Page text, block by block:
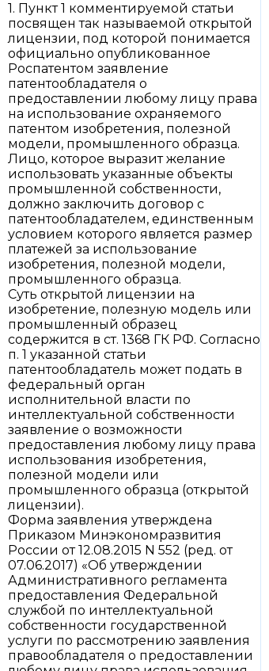
1. Пункт 1 комментируемой статьи
посвящен так называемой открытой
лицензии, под которой понимается
официально опубликованное
Роспатентом заявление
патентообладателя о
предоставлении любому лицу права
на использование охраняемого
патентом изобретения, полезной
модели, промышленного образца.
Лицо, которое выразит желание
использовать указанные объекты
промышленной собственности,
должно заключить договор с
патентообладателем, единственным
условием которого является размер
платежей за использование
изобретения, полезной модели,
промышленного образца.
Суть открытой лицензии на
изобретение, полезную модель или
промышленный образец
содержится в ст. 1368 ГК РФ. Согласно
п. 1 указанной статьи
патентообладатель может подать в
федеральный орган
исполнительной власти по
интеллектуальной собственности
заявление о возможности
предоставления любому лицу права
использования изобретения,
полезной модели или
промышленного образца (открытой
лицензии).
Форма заявления утверждена
Приказом Минэкономразвития
России от 12.08.2015 N 552 (ред. от
07.06.2017) «Об утверждении
Административного регламента
предоставления Федеральной
службой по интеллектуальной
собственности государственной
услуги по рассмотрению заявления
правообладателя о предоставлении